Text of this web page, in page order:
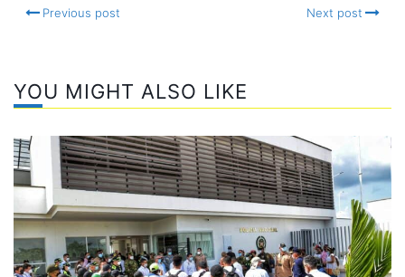
Previous post Next post
YOU MIGHT ALSO LIKE